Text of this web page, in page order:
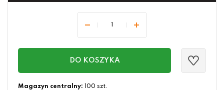
DO KOSZYKA
Magazyn centralny: 100 szt.